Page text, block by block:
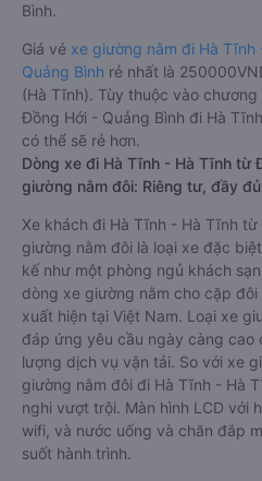
Bình.
Giá vé xe giường nằm đi Hà
Quảng Bình rẻ nhất là
(Hà Tĩnh). Tùy thuộc vào
Đồng Hới - Quảng Bình đi Hà
có thể sẽ rẻ hơn.
Dòng xe đi Hà Tĩnh - Hà Tĩnh từ
giường nằm đôi: Riêng tư, đầy
Xe khách đi Hà Tĩnh - Hà Tĩnh
giường nằm đôi là loại xe đặc
kế như một phòng ngủ khách
dòng xe giường nằm cho cặp
xuất hiện tại Việt Nam. Loại xe
đáp ứng yêu cầu ngày càng cao
lượng dịch vụ vận tải. So với xe
giường nằm đôi đi Hà Tĩnh - Hà
nghi vượt trội. Màn hình LCD với
wifi, và nước uống và chăn đắp
suốt hành trình.